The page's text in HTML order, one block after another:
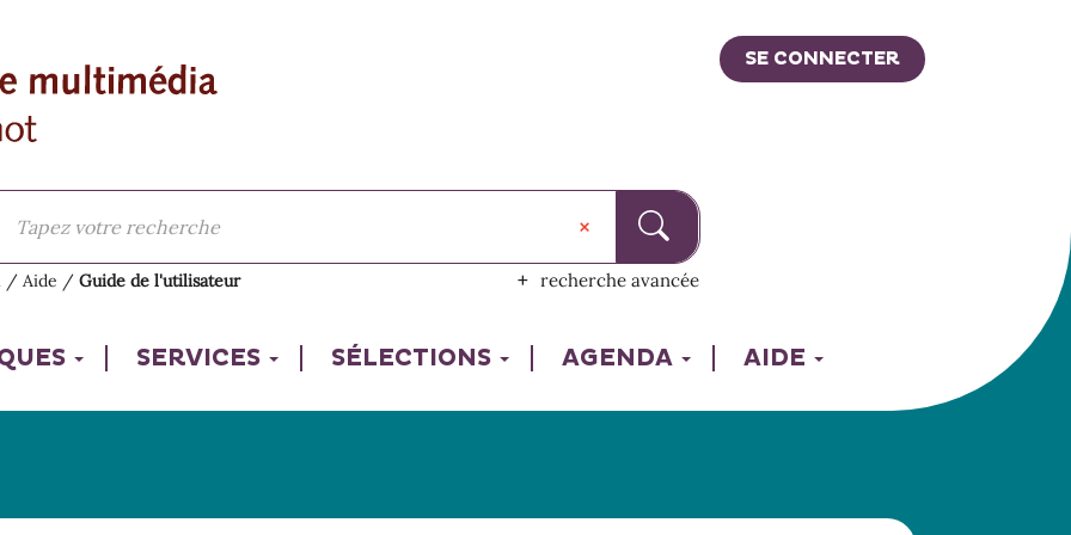
SE CONNECTER
recherche avancée
/Aide /Guide de l'utilisateur
SERVICES SÉLECTIONS AGENDA AIDE